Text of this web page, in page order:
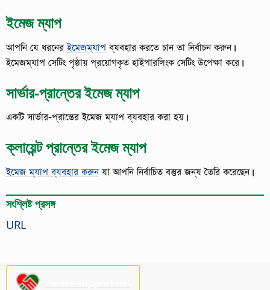
ইমেজ ম্যাপ
আপনি যে ধরনেরইমেজম্যাপব্যবহার করতে চান তা নির্বাচন করুন।
ইমেজম্যাপ সেটিং পৃষ্ঠায় প্রয়োগকৃত হাইপারলিংক সেটিং উপেক্ষা করে।
সার্ভার-প্রান্তের ইমেজ ম্যাপ
একটি সার্ভার-প্রান্তের ইমেজ ম্যাপ ব্যবহার করা হয়।
ক্লায়েন্ট প্রান্তের ইমেজ ম্যাপ
ইমেজ ম্যাপ ব্যবহার করুনযা আপনি নির্বাচিত বস্তুর জন্য তৈরি করেছেন।
সংশ্লিষ্ট প্রসঙ্গ
URL